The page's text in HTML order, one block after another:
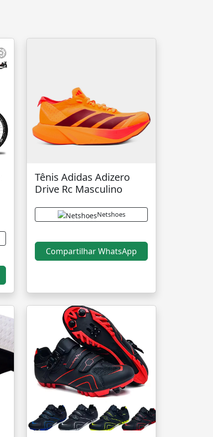
Tênis Adidas Adizero
Drive Rc Masculino
Netshoes
Compartilhar WhatsApp